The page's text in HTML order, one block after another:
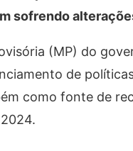
sofrendo
(MP) do
de
como fonte de